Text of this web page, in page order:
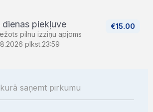
€15.00
dienas piekļuve
pilnu izziņu apjoms
plkst.23:59